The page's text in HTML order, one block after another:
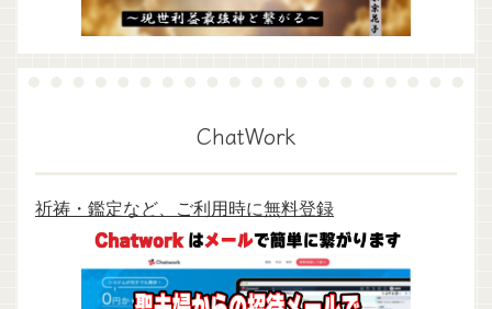
ChatWork
祈祷・鑑定など、ご利用時に無料登録